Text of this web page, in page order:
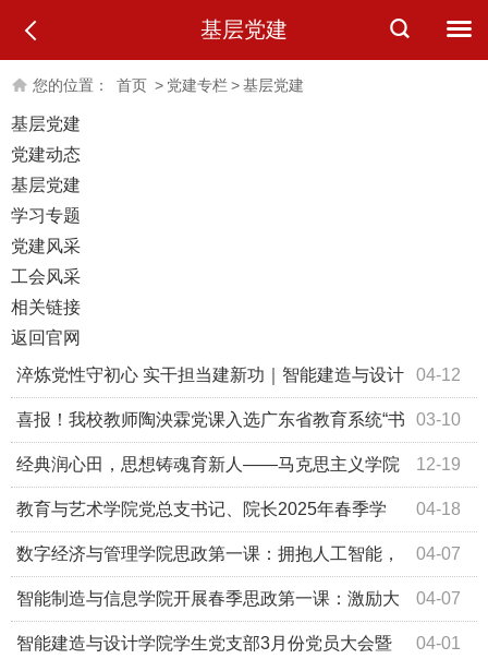
基层党建
您的位置： 首页 > 党建专栏>基层党建
基层党建
党建动态
基层党建
学习专题
党建风采
工会风采
相关链接
返回官网
04-12
淬炼党性守初心 实干担当建新功｜智能建造与设计
学院召开3月份党员大会暨主题党日活动 03-10
喜报！我校教师陶泱霖党课入选广东省教育系统“书
记好党课”优秀成果 12-19
经典润心田，思想铸魂育新人——马克思主义学院
举办经典文献品读分享会 04-18
教育与艺术学院党总支书记、院长2025年春季学
期“思政第一课” 04-07
数字经济与管理学院思政第一课：拥抱人工智能，
成为更好的自己 04-07
智能制造与信息学院开展春季思政第一课：激励大
学生争当有责任、有担当的新时代青年 04-01
智能建造与设计学院学生党支部3月份党员大会暨